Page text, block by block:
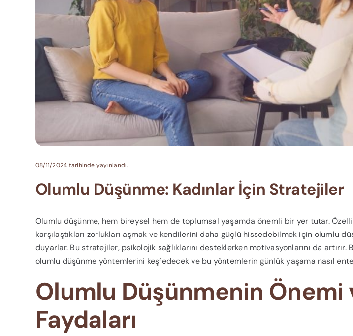
08/11/2024 tarihinde yayınlandı.
Olumlu Düşünme: Kadınlar İçin Stratejiler
Olumlu düşünme, hem bireysel hem de toplumsal yaşamda önemli bir yer tutar.
karşılaştıkları zorlukları aşmak ve kendilerini daha güçlü hissedebilmek için olumlu
duyarlar. Bu stratejiler, psikolojik sağlıklarını desteklerken motivasyonlarını da artırır.
olumlu düşünme yöntemlerini keşfedecek ve bu yöntemlerin günlük yaşama nasıl
Olumlu Düşünmenin Önemi
Faydaları